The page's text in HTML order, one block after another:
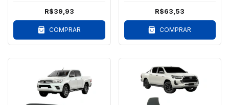
R$39,93
COMPRAR
cromado
R$63,53
COMPRAR